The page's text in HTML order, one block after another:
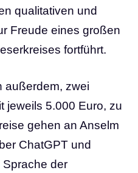
qualitativen und
Freude eines großen
fortführt.
außerdem, zwei
jeweils 5.000 Euro, zu
gehen an Anselm
ChatGPT und
der